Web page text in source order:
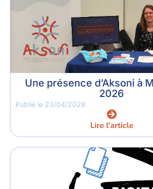
Une présence d’Aksoni à
2026
Publié le 23/04/2026
Lire l'article